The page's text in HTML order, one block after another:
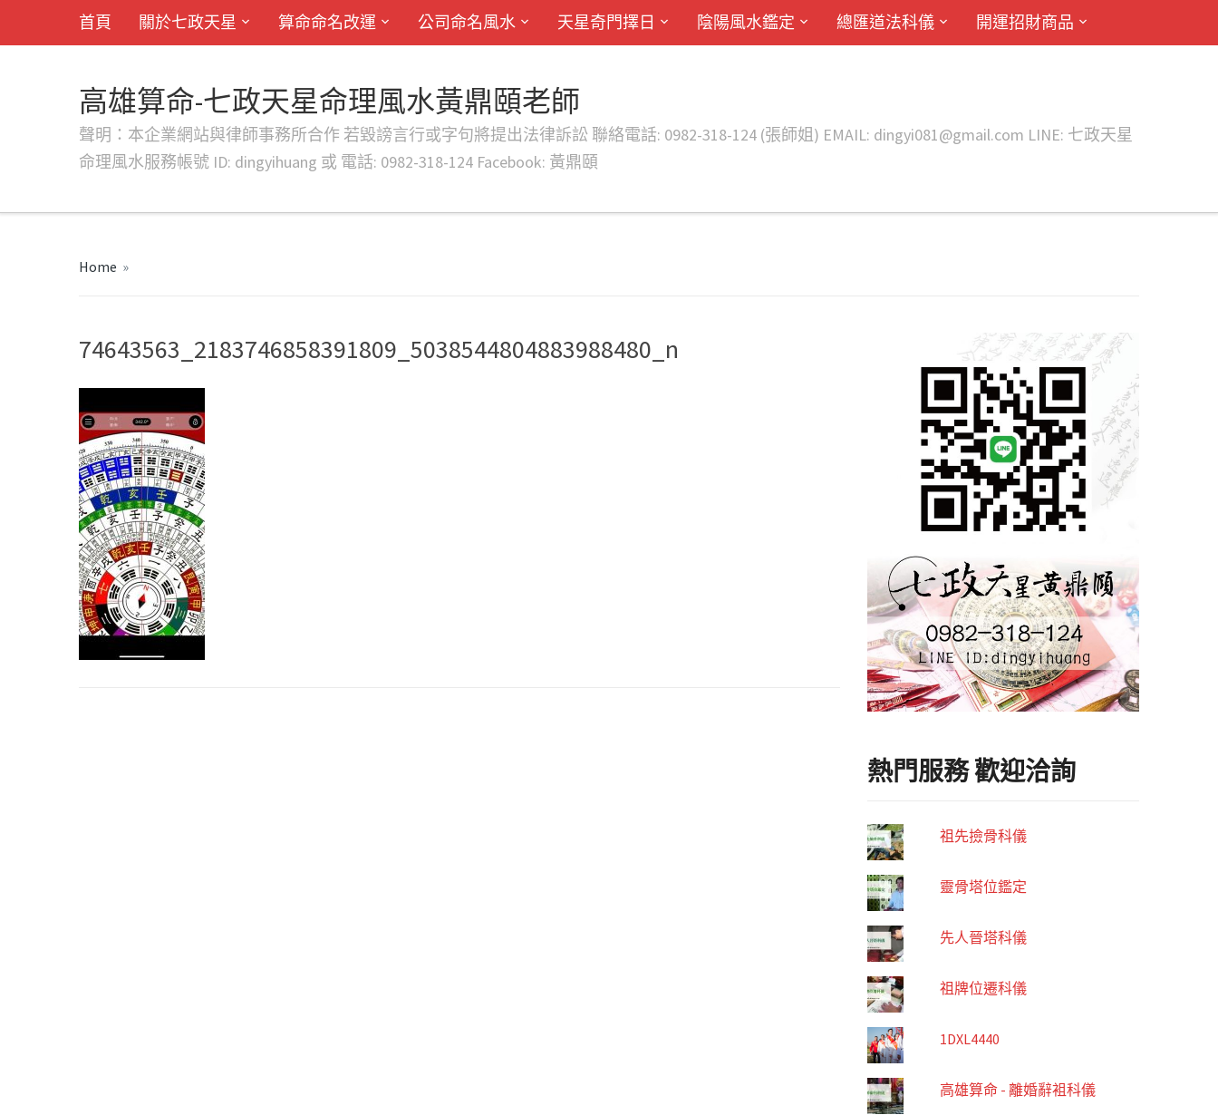
首頁 關於七政天星 算命命名改運 公司命名風水 天星奇門擇日 陰陽風水鑑定 總匯道法科儀 開運招財商品
高雄算命-七政天星命理風水黃鼎頤老師
聲明：本企業網站與律師事務所合作 若毀謗言行或字句將提出法律訴訟 聯絡電話: 0982-318-124 (張師姐) EMAIL: dingyi081@gmail.com LINE: 七政天星
命理風水服務帳號 ID: dingyihuang 或 電話: 0982-318-124 Facebook: 黃鼎頤
Home »
74643563_2183746858391809_5038544804883988480_n
熱門服務 歡迎洽詢
祖先撿骨科儀
靈骨塔位鑑定
先人晉塔科儀
祖牌位遷科儀
1DXL4440
高雄算命 - 離婚辭袓科儀